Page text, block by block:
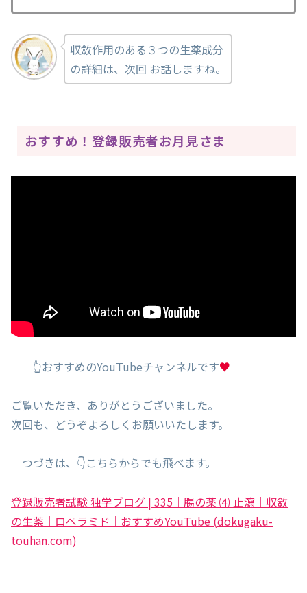
収斂作用のある３つの生薬成分
の詳細は、次回 お話しますね。
おすすめ！登録販売者お月見さま
👆おすすめのYouTubeチャンネルです♥
ご覧いただき、ありがとうございました。
次回も、どうぞよろしくお願いいたします。
つづきは、👇こちらからでも飛べます。
登録販売者試験 独学ブログ | 335｜腸の薬 ⑷ 止瀉｜収斂
の生薬｜ロペラミド｜おすすめYouTube (dokugaku-
touhan.com)